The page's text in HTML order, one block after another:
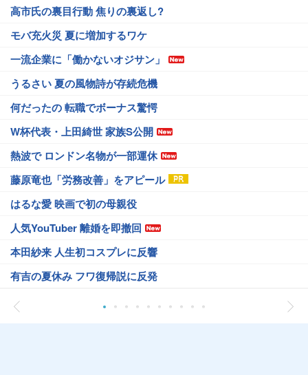
高市氏の裏目行動 焦りの裏返し?
モバ充火災 夏に増加するワケ
一流企業に「働かないオジサン」
うるさい 夏の風物詩が存続危機
何だったの 転職でボーナス驚愕
W杯代表・上田綺世 家族S公開
熱波で ロンドン名物が一部運休
藤原竜也「労務改善」をアピール
はるな愛 映画で初の母親役
人気YouTuber 離婚を即撤回
本田紗来 人生初コスプレに反響
有吉の夏休み フワ復帰説に反発